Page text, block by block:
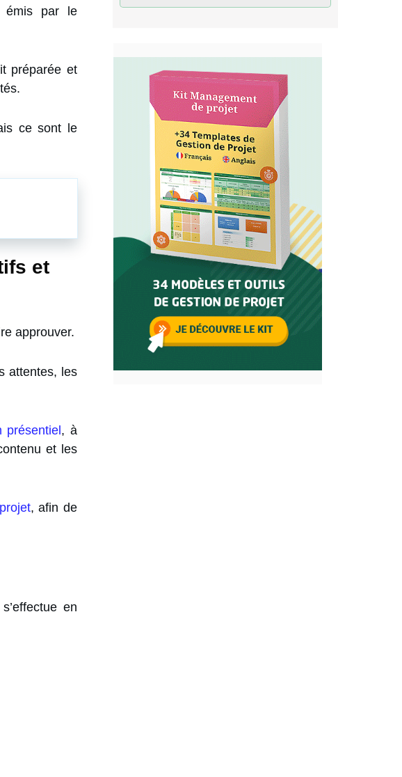
émis par le
préparée et
ce sont le
et
approuver.
attentes, les
présentiel, à
et les
, afin de
en